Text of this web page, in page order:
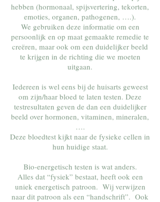
hebben (hormonaal, spijsvertering, tekorten,
emoties, organen, pathogenen, ….).
We gebruiken deze informatie om een
persoonlijk en op maat gemaakte remedie te
creëren, maar ook om een duidelijker beeld
te krijgen in de richting die we moeten
uitgaan.
Iedereen is wel eens bij de huisarts geweest
om zijn/haar bloed te laten testen. Deze
testresultaten geven de dan een duidelijker
beeld over hormonen, vitaminen, mineralen,
….
Deze bloedtest kijkt naar de fysieke cellen in
hun huidige staat.
Bio-energetisch testen is wat anders.
Alles dat “fysiek” bestaat, heeft ook een
uniek energetisch patroon. Wij verwijzen
naar dit patroon als een “handschrift”. Ook